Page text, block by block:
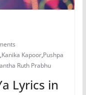
,Kanika Kapoor,Pushpa
Ruth Prabhu
Lyrics in